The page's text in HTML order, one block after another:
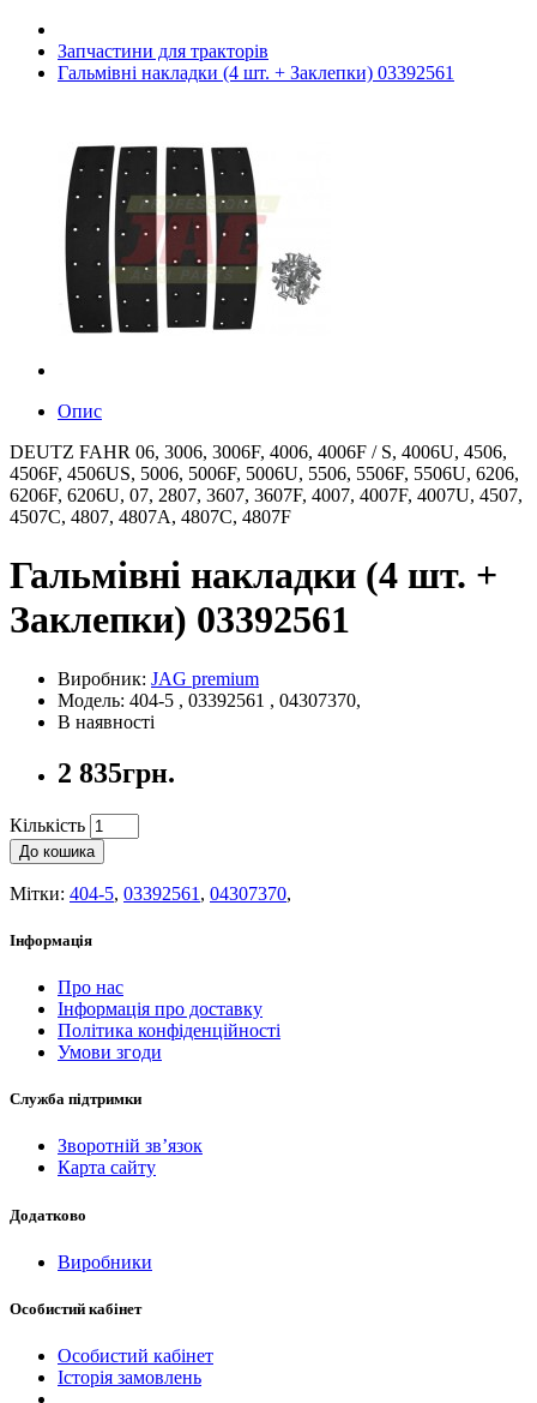
Запчастини для тракторів
Гальмівні накладки (4 шт. + Заклепки) 03392561
Опис
DEUTZ FAHR 06, 3006, 3006F, 4006, 4006F / S, 4006U, 4506,
4506F, 4506US, 5006, 5006F, 5006U, 5506, 5506F, 5506U, 6206,
6206F, 6206U, 07, 2807, 3607, 3607F, 4007, 4007F, 4007U, 4507,
4507C, 4807, 4807A, 4807C, 4807F
Гальмівні накладки (4 шт. +
Заклепки) 03392561
Виробник: JAG premium
Модель: 404-5 , 03392561 , 04307370,
В наявності
2 835грн.
Кількість
До кошика
Мітки: 404-5, 03392561 , 04307370,
Інформація
Про нас
Інформація про доставку
Політика конфіденційності
Умови згоди
Служба підтримки
Зворотній зв’язок
Карта сайту
Додатково
Виробники
Особистий кабінет
Особистий кабінет
Історія замовлень